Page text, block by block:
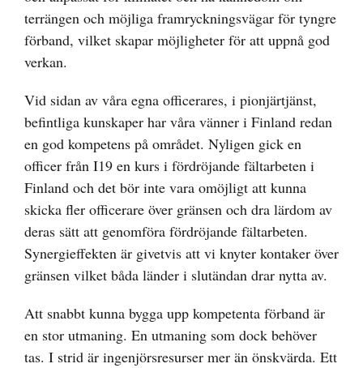
terrängen och möjliga framryckningsvägar för tyngre
förband, vilket skapar möjligheter för att uppnå god
verkan.
Vid sidan av våra egna officerares, i pionjärtjänst,
befintliga kunskaper har våra vänner i Finland redan
en god kompetens på området. Nyligen gick en
officer från I19 en kurs i fördröjande fältarbeten i
Finland och det bör inte vara omöjligt att kunna
skicka fler officerare över gränsen och dra lärdom av
deras sätt att genomföra fördröjande fältarbeten.
Synergieffekten är givetvis att vi knyter kontaker över
gränsen vilket båda länder i slutändan drar nytta av.
Att snabbt kunna bygga upp kompetenta förband är
en stor utmaning. En utmaning som dock behöver
tas. I strid är ingenjörsresurser mer än önskvärda. Ett